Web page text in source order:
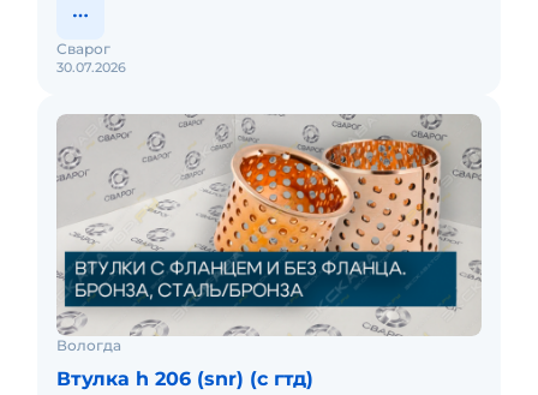
30.07.2026
Сварог
Вологда
Втулка h 206 (snr) (c гтд)